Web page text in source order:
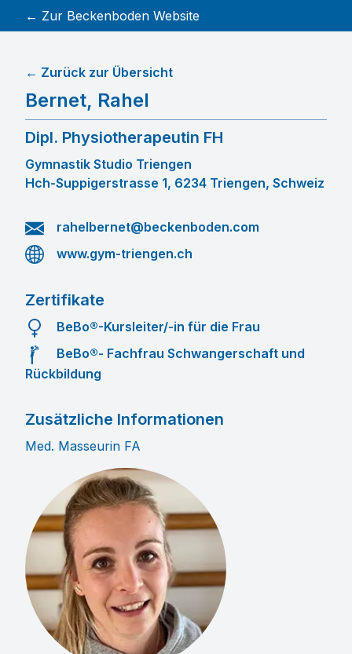
← Zur Beckenboden Website
Bernet, Rahel
← Zurück zur Übersicht
Dipl. Physiotherapeutin FH
Gymnastik Studio Triengen
Hch-Suppigerstrasse 1, 6234 Triengen, Schweiz
rahelbernet@beckenboden.com
www.gym-triengen.ch
Zertifikate
BeBo®-Kursleiter/-in für die Frau
BeBo®- Fachfrau Schwangerschaft und
Rückbildung
Zusätzliche Informationen
Med. Masseurin FA